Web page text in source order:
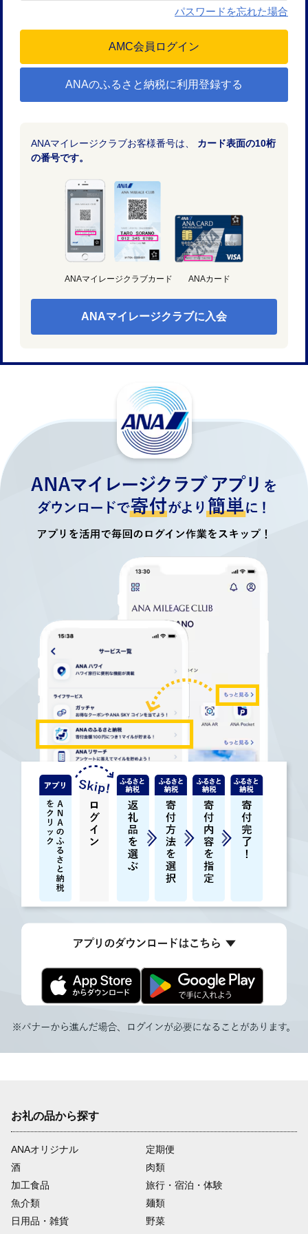
パスワードを忘れた場合
ANAのふるさと納税に利用登録する
ANAマイレージクラブお客様番号は、 カード表面の10桁
の番号です。
ANAマイレージクラブカード ANAカード
ANAマイレージクラブに入会
お礼の品から探す
ANAオリジナル
定期便
酒
肉類
加工食品
旅行・宿泊・体験
魚介類
麺類
日用品・雑貨
野菜